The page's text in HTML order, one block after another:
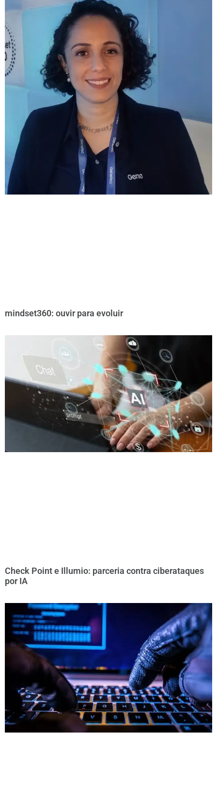
mindset360: ouvir para evoluir
Check Point e Illumio: parceria contra ciberataques
por IA